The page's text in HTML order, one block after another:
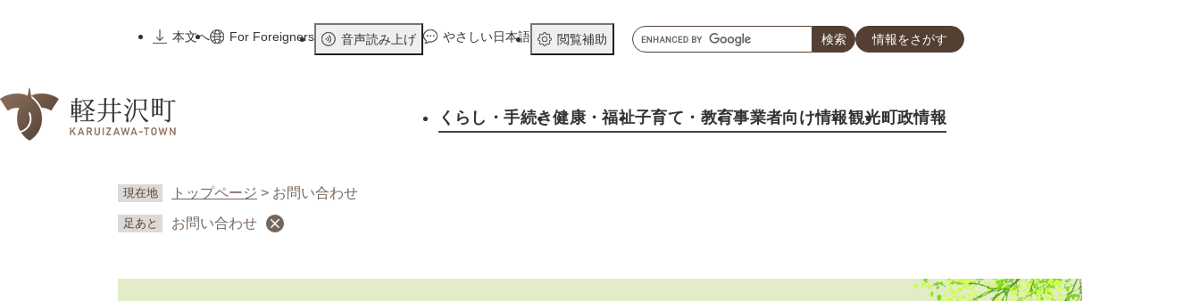
先
本文へ
For Foreigners 音声読み上げ やさしい日本語 閲覧補助
キ
ー
ド
情報をさがす
くらし ・手続き健康 ・福祉子育て ・教育事業者向け情報観光町政情報
現在地 トップページ > お問い合わせ
足あと お問い合わせ